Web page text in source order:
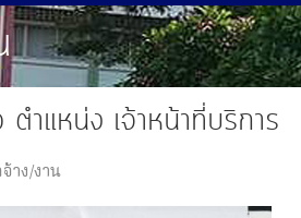
ำแหน่ง เจ้าหน้าที่บริการ
าง/งาน